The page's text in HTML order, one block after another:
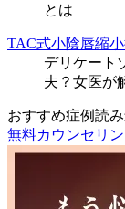
とは
TAC式小陰唇縮
デリケート
夫？女医が
おすすめ症例読
無料カウンセリ